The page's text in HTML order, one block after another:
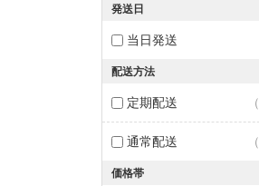
発送日
当日発送
配送方法
定期配送
通常配送
価格帯